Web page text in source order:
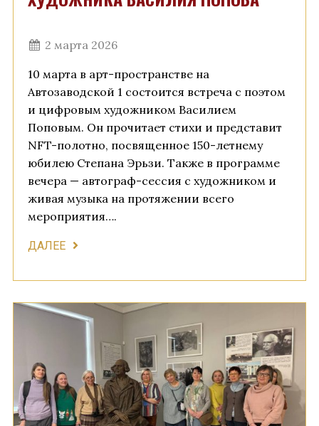
2 марта 2026
10 марта в арт-пространстве на
Автозаводской 1 состоится встреча с поэтом
и цифровым художником Василием
Поповым. Он прочитает стихи и представит
NFT-полотно, посвященное 150-летнему
юбилею Степана Эрьзи. Также в программе
вечера — автограф-сессия с художником и
живая музыка на протяжении всего
мероприятия….
ДАЛЕЕ